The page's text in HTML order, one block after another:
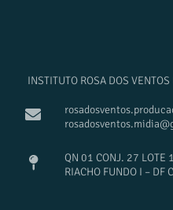
INSTITUTO ROSA DOS
QN 01 CONJ. 27 LOTE
RIACHO FUNDO I –